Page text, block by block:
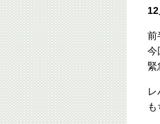
前
今
緊